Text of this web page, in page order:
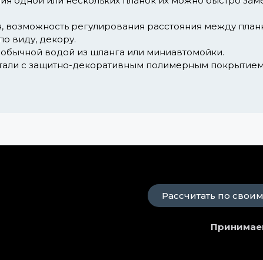
регулирования расстояния между
виду, декору.
водой из шланга или миниавтомойки.
с защитно-декоративным полимерным
Рассчитать по